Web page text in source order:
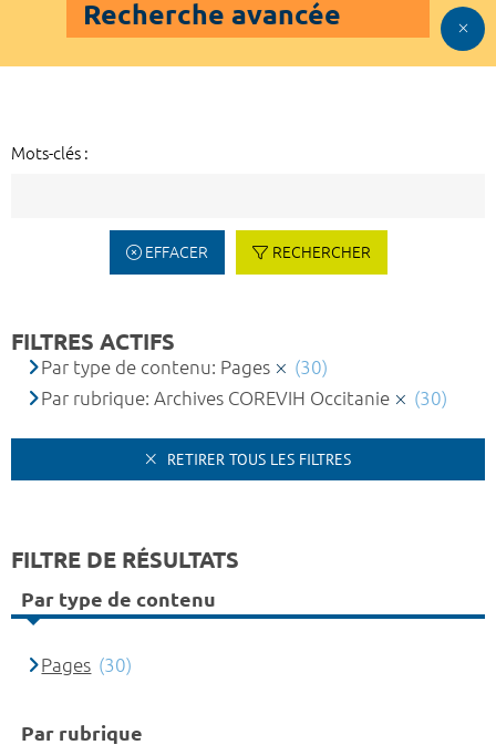
Recherche avancée
Mots-clés :
EFFACER RECHERCHER
FILTRES ACTIFS
Par type de contenu: Pages
(30)
Par rubrique: Archives COREVIH Occitanie
(30)
RETIRER TOUS LES FILTRES
FILTRE DE RÉSULTATS
Par type de contenu
Pages (30)
Par rubrique